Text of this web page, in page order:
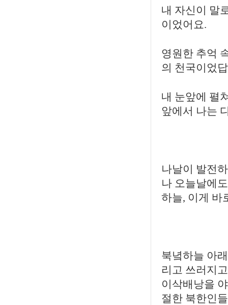
내 자신이 말
이었어요.
영원한 추억
의 천국이었
내 눈앞에 펼
앞에서 나는
나날이 발전
나 오늘날에
하늘, 이게 바
북녘하늘 아
리고 쓰러지
이삭배낭을
절한 북한인